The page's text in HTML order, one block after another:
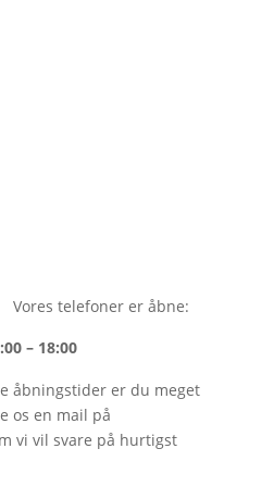
Vores telefoner er åbne:
– 18:00
åbningstider er du meget
os en mail på
vi vil svare på hurtigst